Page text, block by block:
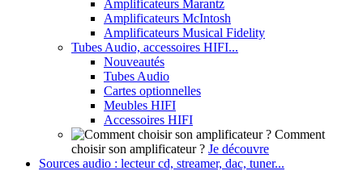
Amplificateurs Marantz
Amplificateurs McIntosh
Amplificateurs Musical Fidelity
Tubes Audio, accessoires HIFI...
Nouveautés
Tubes Audio
Cartes optionnelles
Meubles HIFI
Accessoires HIFI
Comment
choisir son amplificateur ? Je découvre
Sources audio : lecteur cd, streamer, dac, tuner...